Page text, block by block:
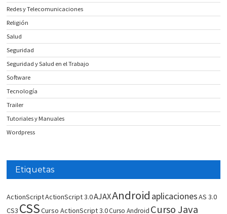
Redes y Telecomunicaciones
Religión
Salud
Seguridad
Seguridad y Salud en el Trabajo
Software
Tecnología
Trailer
Tutoriales y Manuales
Wordpress
Etiquetas
ActionScriptActionScript 3.0AJAXAndroid aplicacionesAS 3.0
CS3 CSSCurso ActionScript 3.0Curso Android Curso Java